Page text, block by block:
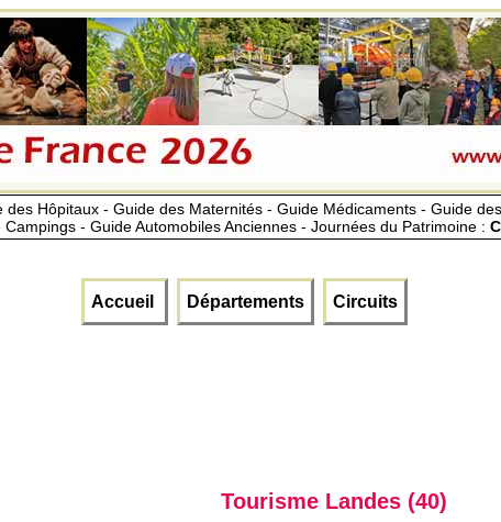
Hôpitaux - Guide des Maternités - Guide Médicaments - Guide
- Guide Automobiles Anciennes - Journées du Patrimoine :
Accueil Départements Circuits
Tourisme Landes (40)